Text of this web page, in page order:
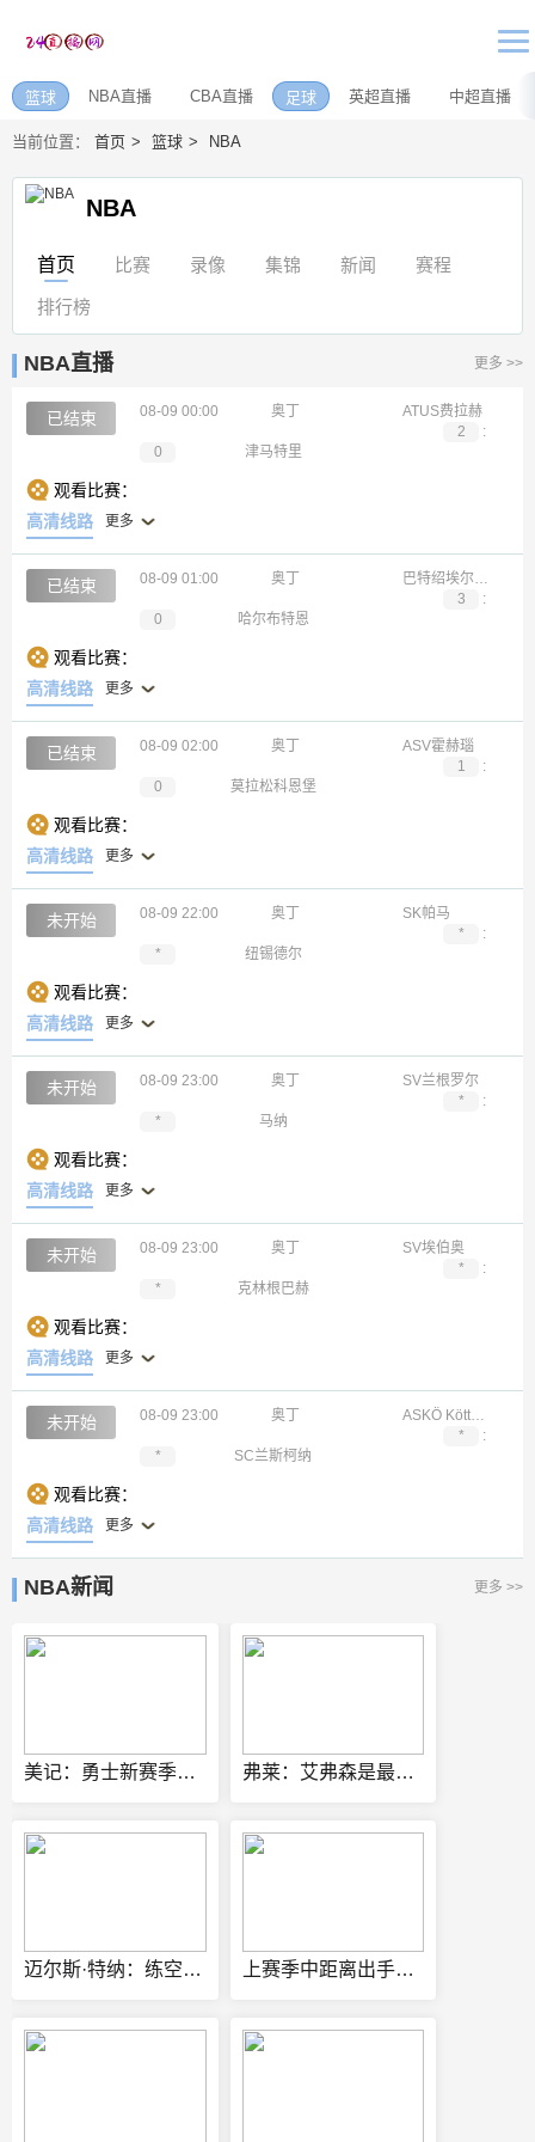
篮球 NBA直播 CBA直播 足球 英超直播 中超直播
当前位置： 首页 篮球 NBA
NBA
首页 比赛 录像 集锦 新闻 赛程
排行榜
NBA直播 更多 >>
已结束 08-09 00:00 奥丁
ATUS费拉赫
2
:
0
津马特里
观看比赛：
高清线路
更多
已结束 08-09 01:00 奥丁
巴特绍埃尔布鲁恩
3
:
0
哈尔布特恩
观看比赛：
高清线路
更多
已结束 08-09 02:00 奥丁
ASV霍赫瑙
1
:
0
莫拉松科恩堡
观看比赛：
高清线路
更多
未开始 08-09 22:00 奥丁
SK帕马
*
:
*
纽锡德尔
观看比赛：
高清线路
更多
未开始 08-09 23:00 奥丁
SV兰根罗尔
*
:
*
马纳
观看比赛：
高清线路
更多
未开始 08-09 23:00 奥丁
SV埃伯奥
*
:
*
克林根巴赫
观看比赛：
高清线路
更多
未开始 08-09 23:00 奥丁
ASKÖ Köttmannsdorf
*
:
*
SC兰斯柯纳
观看比赛：
高清线路
更多
NBA新闻 更多 >>
美记：勇士新赛季将会是过渡年 优先考虑内部挖潜而非引援 弗莱：艾弗森是最有影响力的三位球员之一 但论生涯成就保罗出色
迈尔斯·特纳：练空中瑜伽拯救了我的生涯 队友还会调侃我练这个 上赛季中距离出手排名！德罗赞场均6.3次第1 KD第2 英格拉姆第3